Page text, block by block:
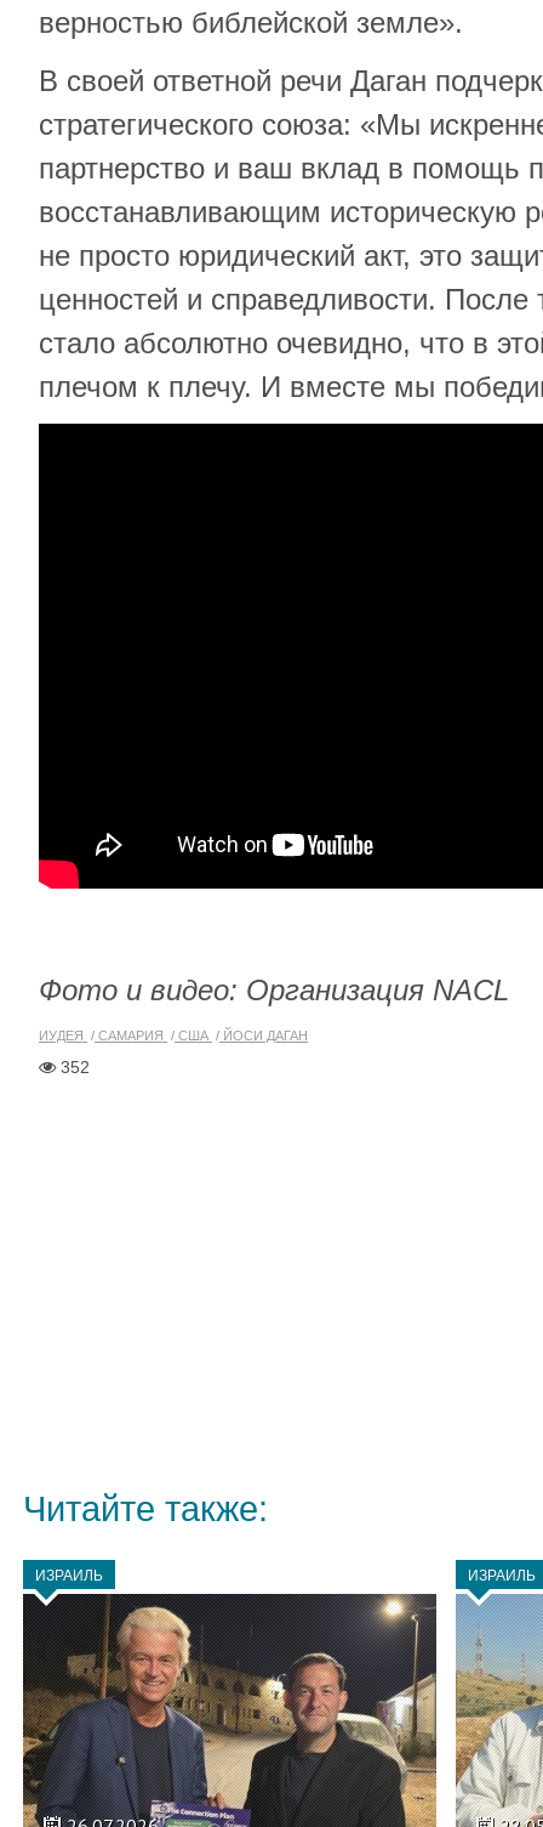
верностью библейской земле».
В своей ответной речи Даган
стратегического союза: «Мы
партнерство и ваш вклад в помощь
восстанавливающим историческую
не просто юридический акт, это
ценностей и справедливости. После
стало абсолютно очевидно, что в
плечом к плечу. И вместе мы
Фото и видео: Организация NACL
ИУДЕЯ САМАРИЯ США ЙОСИ ДАГАН
352
Читайте также:
ИЗРАИЛЬ ИЗРАИЛЬ